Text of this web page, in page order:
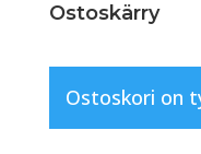
Ostoskärry
Ostoskori on